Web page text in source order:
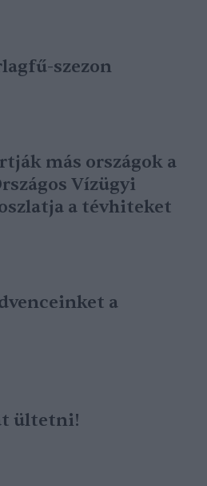
szezon
más országok a
Vízügyi
a tévhiteket
a
ültetni!